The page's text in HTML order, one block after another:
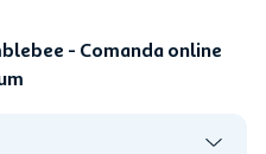
- Comanda online